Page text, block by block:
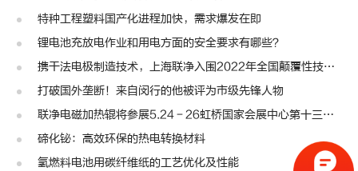
特种工程塑料国产化进程加快，需求爆发在即
锂电池充放电作业和用电方面的安全要求有哪些？
携干法电极制造技术，上海联净入围2022年全国颠覆性技术创新大赛
打破国外垄断！来自闵行的他被评为市级先锋人物
联净电磁加热辊将参展5.24－26虹桥国家会展中心第十三届模切展
碲化铋：高效环保的热电转换材料
氢燃料电池用碳纤维纸的工艺优化及性能